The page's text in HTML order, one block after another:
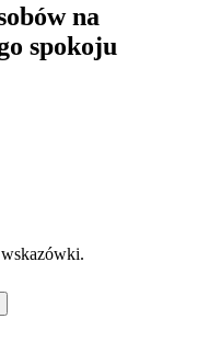
na
spokoju